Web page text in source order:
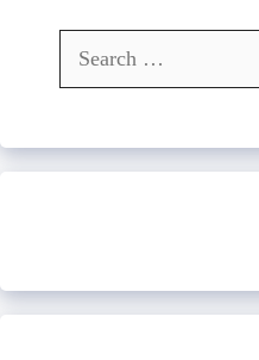
Search
for: